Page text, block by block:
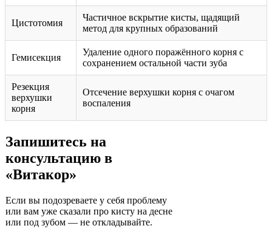
Цистотомия
Частичное вскрытие кисты, щадящий
метод для крупных образований
Гемисекция
Удаление одного поражённого корня с
сохранением остальной части зуба
Резекция
верхушки
корня
Отсечение верхушки корня с очагом
воспаления
Запишитесь на
консультацию в
«Витакор»
Если вы подозреваете у себя проблему
или вам уже сказали про кисту на десне
или под зубом — не откладывайте.